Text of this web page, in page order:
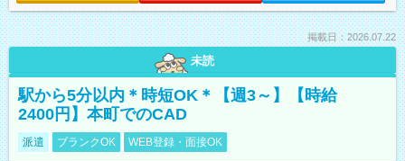
掲載日：2026.07.22
未読
駅から5分以内＊時短OK＊【週3～】【時給
2400円】本町でのCAD
派遣 ブランクOK WEB登録・面接OK